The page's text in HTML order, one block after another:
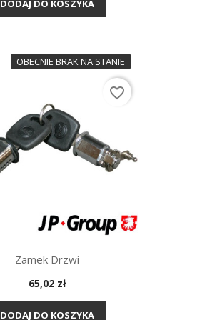
DODAJ DO KOSZYKA
OBECNIE BRAK NA STANIE
Szybki podgląd
Zamek Drzwi
Cena
65,02 zł
DODAJ DO KOSZYKA
favorite_border